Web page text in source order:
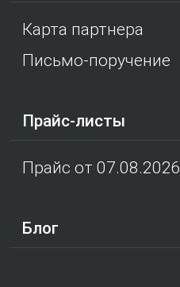
Карта партнера
Письмо-поручение
Прайс-листы
Прайс от 07.08.2026
Блог